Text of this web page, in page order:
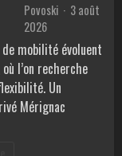
Povoski
3 août
2026
de mobilité évoluent
l’on recherche
Un
Mérignac